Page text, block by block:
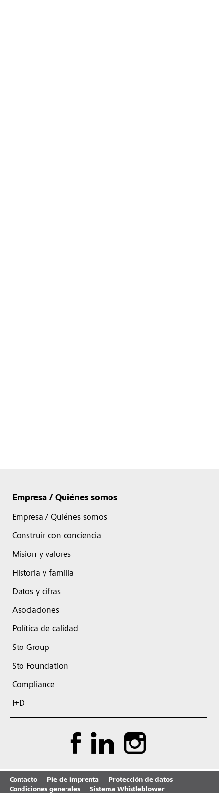
Empresa / Quiénes somos
Empresa / Quiénes somos
Construir con conciencia
Mision y valores
Historia y familia
Datos y cifras
Asociaciones
Política de calidad
Sto Group
Sto Foundation
Compliance
I+D
Contacto Pie de imprenta
Protección de datos
Condiciones generales
Sistema Whistleblower